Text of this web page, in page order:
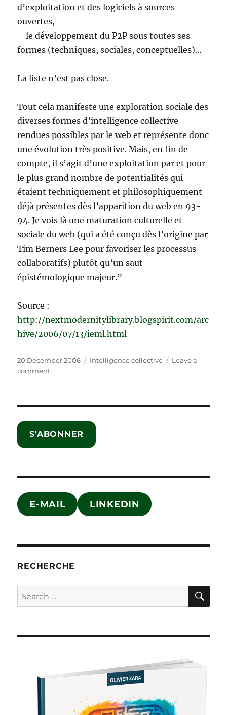
d’exploitation et des logiciels à sources
ouvertes,
– le développement du P2P sous toutes ses
formes (techniques, sociales, conceptuelles)…
La liste n’est pas close.
Tout cela manifeste une exploration sociale des
diverses formes d’intelligence collective
rendues possibles par le web et représente donc
une évolution très positive. Mais, en fin de
compte, il s’agit d’une exploitation par et pour
le plus grand nombre de potentialités qui
étaient techniquement et philosophiquement
déjà présentes dès l’apparition du web en 93-
94. Je vois là une maturation culturelle et
sociale du web (qui a été conçu dès l’origine par
Tim Berners Lee pour favoriser les processus
collaboratifs) plutôt qu’un saut
épistémologique majeur.”
Source :
http://nextmodernitylibrary.blogspirit.com/arc
hive/2006/07/13/ieml.html
Posted
on
20 December 2006 Categories
Intelligence collective
Leave a
commenton
collective
S'ABONNER
E-MAIL LINKEDIN
RECHERCHE
Search
for: